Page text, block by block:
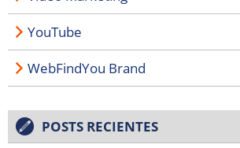
YouTube
WebFindYou Brand
POSTS RECIENTES